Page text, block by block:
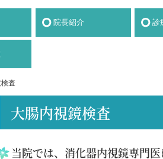
院長紹介 診
査
大腸内視鏡検査
当院では、消化器内視鏡専門